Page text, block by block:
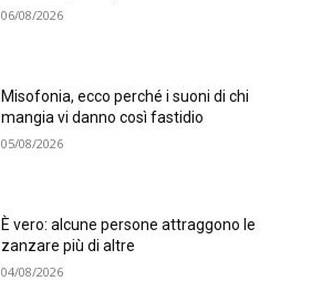
06/08/2026
Misofonia, ecco perché i suoni di chi
mangia vi danno così fastidio
05/08/2026
È vero: alcune persone attraggono le
zanzare più di altre
04/08/2026